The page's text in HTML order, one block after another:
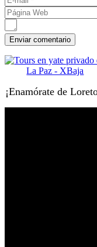
¡Enamórate de